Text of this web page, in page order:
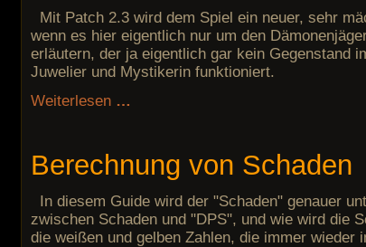
Mit Patch 2.3 wird dem Spiel ein neuer, sehr
wenn es hier eigentlich nur um den
erläutern, der ja eigentlich gar kein Gegenstand
Juwelier und Mystikerin funktioniert.
Weiterlesen …
Berechnung von Schaden
In diesem Guide wird der "Schaden" genauer
zwischen Schaden und "DPS", und wie wird die
die weißen und gelben Zahlen, die immer wieder